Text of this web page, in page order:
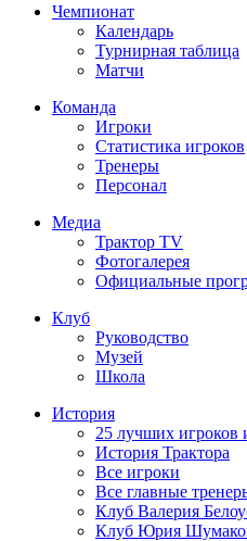
Чемпионат
Календарь
Турнирная таблица
Матчи
Команда
Игроки
Статистика игроков
Тренеры
Персонал
Медиа
Трактор TV
Фотогалерея
Официальные
Клуб
Руководство
Музей
Школа
История
25 лучших игроков
История Трактора
Все игроки
Все главные
Клуб Валерия
Клуб Юрия